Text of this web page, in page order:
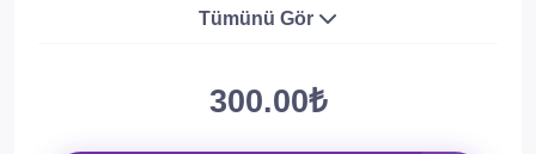
Tümünü Gör
300.00₺